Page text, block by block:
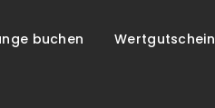
buchen Wertgutschein